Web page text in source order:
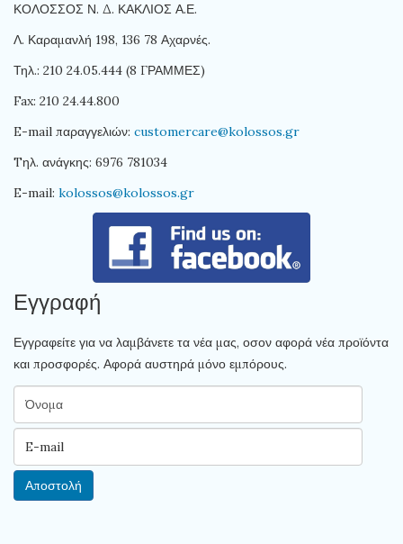
ΚΟΛΟΣΣΟΣ Ν. Δ. ΚΑΚΛΙΟΣ Α.Ε.
Λ. Καραμανλή 198, 136 78 Αχαρνές.
Τηλ.: 210 24.05.444 (8 ΓΡΑΜΜΕΣ)
Fax: 210 24.44.800
E-mail παραγγελιών: customercare@kolossos.gr
Tηλ. ανάγκης: 6976 781034
E-mail: kolossos@kolossos.gr
Εγγραφή
Εγγραφείτε για να λαμβάνετε τα νέα μας, οσον αφορά νέα προϊόντα
και προσφορές. Αφορά αυστηρά μόνο εμπόρους.